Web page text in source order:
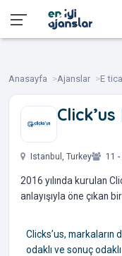
Anasayfa Ajanslar E
Istanbul, Turkey 11 -
2016 yılında kurulan
anlayışıyla öne çıkan
Clicks’us,
odaklı ve sonuç